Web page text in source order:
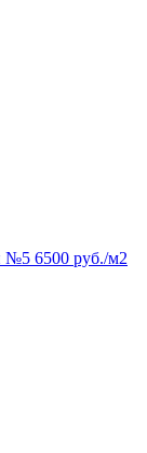
№5 6500 руб./м2